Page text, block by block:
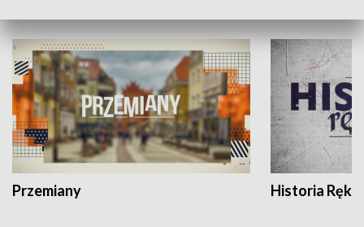
Przemiany Historia Ręką